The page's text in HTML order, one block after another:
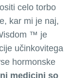
celo torbo
kar mi je naj,
™ je
učinkovitega
hormonske
medicini so